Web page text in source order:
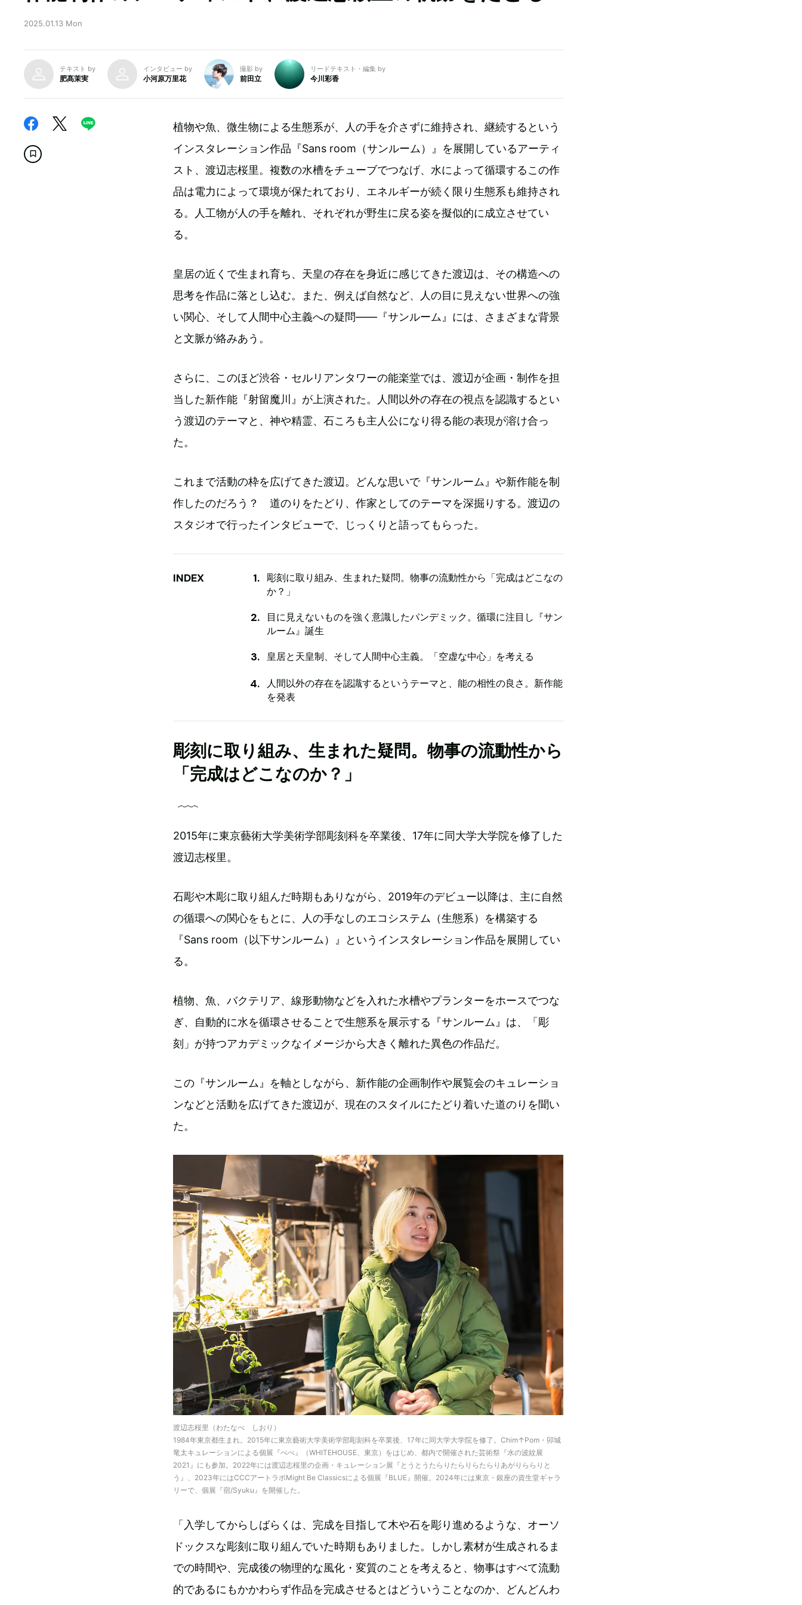
2025.01.13 Mon
テキスト by
肥髙茉実
インタビュー by
小河原万里花
撮影 by
前田立
リードテキスト・編集 by
今川彩香
植物や魚、微生物による生態系が、人の手を介さずに維持され、継続するという
インスタレーション作品『Sans room（サンルーム）』を展開しているアーティ
スト、渡辺志桜里。複数の水槽をチューブでつなげ、水によって循環するこの作
品は電力によって環境が保たれており、エネルギーが続く限り生態系も維持され
る。人工物が人の手を離れ、それぞれが野生に戻る姿を擬似的に成立させてい
る。
皇居の近くで生まれ育ち、天皇の存在を身近に感じてきた渡辺は、その構造への
思考を作品に落とし込む。また、例えば自然など、人の目に見えない世界への強
い関心、そして人間中心主義への疑問——『サンルーム』には、さまざまな背景
と文脈が絡みあう。
さらに、このほど渋谷・セルリアンタワーの能楽堂では、渡辺が企画・制作を担
当した新作能『射留魔川』が上演された。人間以外の存在の視点を認識するとい
う渡辺のテーマと、神や精霊、石ころも主人公になり得る能の表現が溶け合っ
た。
これまで活動の枠を広げてきた渡辺。どんな思いで『サンルーム』や新作能を制
作したのだろう？ 道のりをたどり、作家としてのテーマを深掘りする。渡辺の
スタジオで行ったインタビューで、じっくりと語ってもらった。
INDEX
彫刻に取り組み、生まれた疑問。物事の流動性から「完成はどこなの
か？」
目に見えないものを強く意識したパンデミック。循環に注目し『サン
ルーム』誕生
皇居と天皇制、そして人間中心主義。「空虚な中心」を考える
人間以外の存在を認識するというテーマと、能の相性の良さ。新作能
を発表
彫刻に取り組み、生まれた疑問。物事の流動性から
「完成はどこなのか？」
2015年に東京藝術大学美術学部彫刻科を卒業後、17年に同大学大学院を修了した
渡辺志桜里。
石彫や木彫に取り組んだ時期もありながら、2019年のデビュー以降は、主に自然
の循環への関心をもとに、人の手なしのエコシステム（生態系）を構築する
『Sans room（以下サンルーム）』というインスタレーション作品を展開してい
る。
植物、魚、バクテリア、線形動物などを入れた水槽やプランターをホースでつな
ぎ、自動的に水を循環させることで生態系を展示する『サンルーム』は、「彫
刻」が持つアカデミックなイメージから大きく離れた異色の作品だ。
この『サンルーム』を軸としながら、新作能の企画制作や展覧会のキュレーショ
ンなどと活動を広げてきた渡辺が、現在のスタイルにたどり着いた道のりを聞い
た。
渡辺志桜里（わたなべ しおり）
1984年東京都生まれ。2015年に東京藝術大学美術学部彫刻科を卒業後、17年に同大学大学院を修了。Chim↑Pom・卯城
竜太キュレーションによる個展『べべ』（WHITEHOUSE、東京）をはじめ、都内で開催された芸術祭『水の波紋展
2021』にも参加。2022年には渡辺志桜里の企画・キュレーション展『とうとうたらりたらりらたらりあがりららりと
う』、2023年にはCCCアートラボMight Be Classicsによる個展『BLUE』開催。2024年には東京・銀座の資生堂ギャラ
リーで、個展『宿/Syuku』を開催した。
「入学してからしばらくは、完成を目指して木や石を彫り進めるような、オーソ
ドックスな彫刻に取り組んでいた時期もありました。しかし素材が生成されるま
での時間や、完成後の物理的な風化・変質のことを考えると、物事はすべて流動
的であるにもかかわらず作品を完成させるとはどういうことなのか、どんどんわ